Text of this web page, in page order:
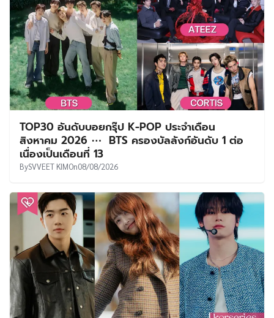
TOP30 อันดับบอยกรุ๊ป K-POP ประจำเดือน
สิงหาคม 2026 ⋯ BTS ครองบัลลังก์อันดับ 1 ต่อ
เนื่องเป็นเดือนที่ 13
BySVVEET KIMOn08/08/2026